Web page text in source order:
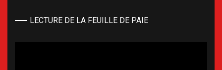
LECTURE DE LA FEUILLE DE PAIE